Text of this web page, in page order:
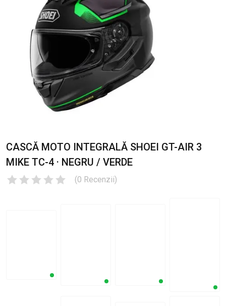
CASCĂ MOTO INTEGRALĂ SHOEI GT-AIR 3
MIKE TC-4 · NEGRU / VERDE
(0 Recenzii)